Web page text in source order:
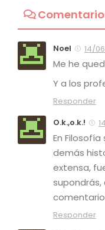
Noel 14/
Me he
Y a los
Responder
O.k.,o.k.!
En
demás
extensa,
supondrás,
Responder